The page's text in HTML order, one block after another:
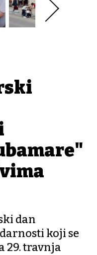
dan
koji se
29. travnja